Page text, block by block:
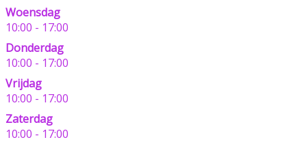
Woensdag
10:00 - 17:00
Donderdag
10:00 - 17:00
Vrijdag
10:00 - 17:00
Zaterdag
10:00 - 17:00